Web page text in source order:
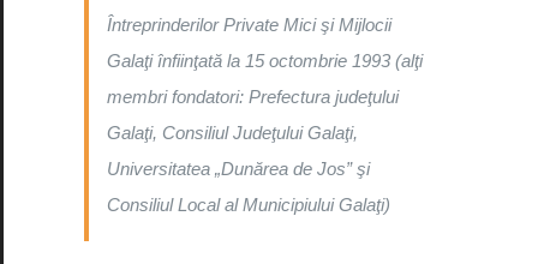
Întreprinderilor Private Mici şi Mijlocii
Galaţi înfiinţată la 15 octombrie 1993 (alţi
membri fondatori: Prefectura judeţului
Galaţi, Consiliul Judeţului Galaţi,
Universitatea „Dunărea de Jos” şi
Consiliul Local al Municipiului Galaţi)